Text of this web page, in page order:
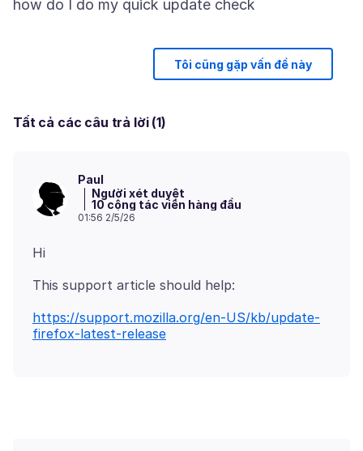
Tôi cũng gặp vấn đề này
Tất cả các câu trả lời (1)
Paul
Người xét duyệt
10 cộng tác viên hàng đầu
01:56 2/5/26
https://support.mozilla.org/en-US/kb/update-
firefox-latest-release